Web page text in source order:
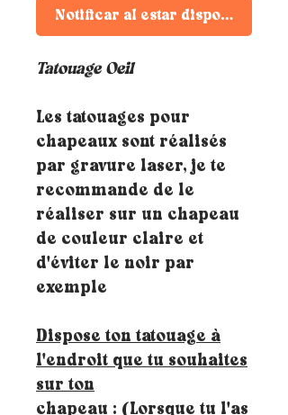
Notificar al estar disponible
Tatouage Oeil
Les tatouages pour
chapeaux sont réalisés
par gravure laser, je te
recommande de le
réaliser sur un chapeau
de couleur claire et
d'éviter le noir par
exemple
Dispose ton tatouage à
l'endroit que tu souhaites
sur ton
chapeau : (Lorsque tu l'as